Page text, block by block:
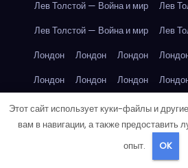
Лев Толстой — Война и мир
Лев
Лев Толстой — Война и мир
Лев
Лондон
Лондон Лондон
Лондон
Лондон Лондон
Лондон
Лондон Лондон Лондон
Лондон
Лондон Лондон
Этот сайт использует куки-файлы и
вам в навигации, а также предоставить
опыт.
OK